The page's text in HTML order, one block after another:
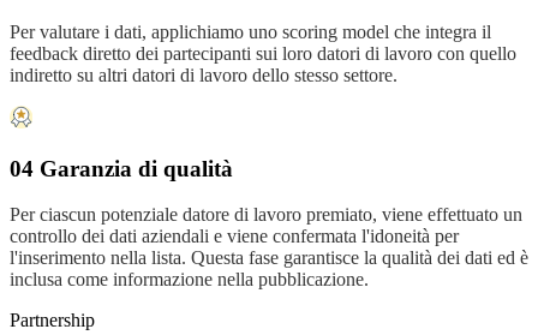
Per valutare i dati, applichiamo uno scoring model che integra il
feedback diretto dei partecipanti sui loro datori di lavoro con quello
indiretto su altri datori di lavoro dello stesso settore.
04 Garanzia di qualità
Per ciascun potenziale datore di lavoro premiato, viene effettuato un
controllo dei dati aziendali e viene confermata l'idoneità per
l'inserimento nella lista. Questa fase garantisce la qualità dei dati ed è
inclusa come informazione nella pubblicazione.
Partnership